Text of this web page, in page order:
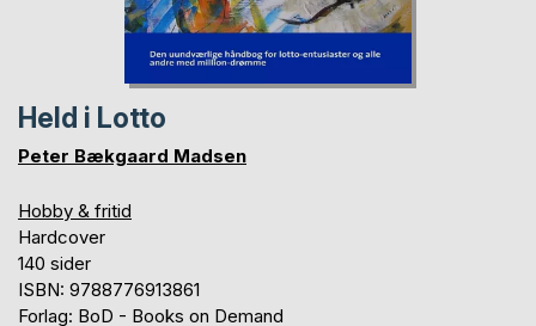
Held i Lotto
Peter Bækgaard Madsen
Hobby & fritid
Hardcover
140 sider
ISBN: 9788776913861
Forlag: BoD - Books on Demand